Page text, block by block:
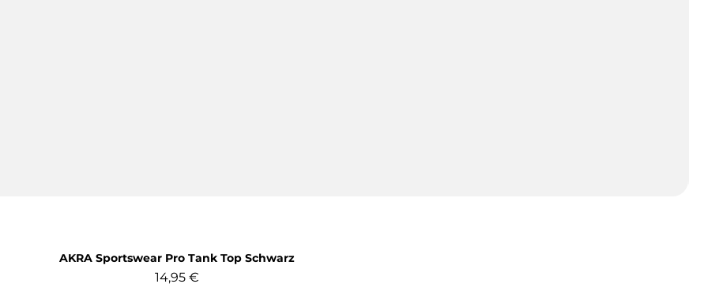
AKRA Sportswear Pro Tank Top Schwarz
Preis
14,95 €